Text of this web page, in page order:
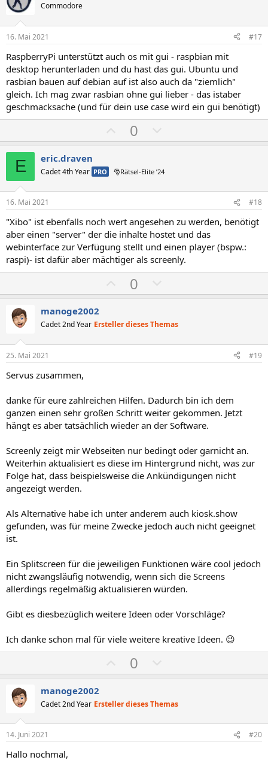
t
v
e
S
t
i
m
m
t
v
e
S
t
i
m
m
Commodore
16. Mai 2021 #17
RaspberryPi unterstützt auch os mit gui - raspbian mit
desktop herunterladen und du hast das gui. Ubuntu und
rasbian bauen auf debian auf ist also auch da "ziemlich"
gleich. Ich mag zwar rasbian ohne gui lieber - das istaber
geschmacksache (und für dein use case wird ein gui benötigt)
o
i
t
v
e
S
t
i
m
e
0
e
t
v
e
S
t
i
E eric.draven
Cadet 4th Year PRO 🎅Rätsel-Elite ’24
16. Mai 2021 #18
"Xibo" ist ebenfalls noch wert angesehen zu werden, benötigt
aber einen "server" der die inhalte hostet und das
webinterface zur Verfügung stellt und einen player (bspw.:
raspi)- ist dafür aber mächtiger als screenly.
o
i
t
v
S
t
i
m
e
0
e
a
t
v
S
t
i
m
e
manoge2002
Cadet 2nd Year Ersteller dieses Themas
25. Mai 2021 #19
Servus zusammen,
danke für eure zahlreichen Hilfen. Dadurch bin ich dem
ganzen einen sehr großen Schritt weiter gekommen. Jetzt
hängt es aber tatsächlich wieder an der Software.
Screenly zeigt mir Webseiten nur bedingt oder garnicht an.
Weiterhin aktualisiert es diese im Hintergrund nicht, was zur
Folge hat, dass beispielsweise die Ankündigungen nicht
angezeigt werden.
Als Alternative habe ich unter anderem auch kiosk.show
gefunden, was für meine Zwecke jedoch auch nicht geeignet
ist.
Ein Splitscreen für die jeweiligen Funktionen wäre cool jedoch
nicht zwangsläufig notwendig, wenn sich die Screens
allerdings regelmäßig aktualisieren würden.
Gibt es diesbezüglich weitere Ideen oder Vorschläge?
Ich danke schon mal für viele weitere kreative Ideen. 😉
o
i
t
v
0
e
a
t
v
manoge2002
Cadet 2nd Year Ersteller dieses Themas
14. Juni 2021 #20
Hallo nochmal,